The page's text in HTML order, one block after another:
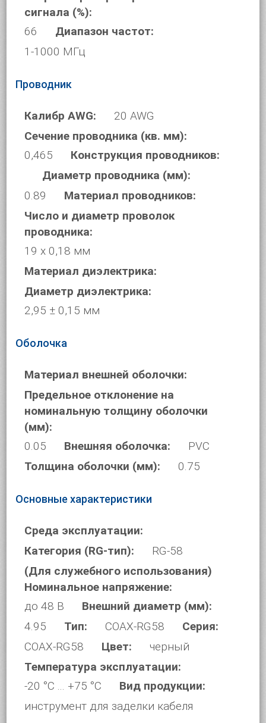
сигнала (%):
66
Диапазон частот:
1-1000 МГц
Проводник
Калибр AWG:
20 AWG
Сечение проводника (кв. мм):
0,465
Конструкция проводников:
Диаметр проводника (мм):
0.89
Материал проводников:
Число и диаметр проволок
проводника:
19 х 0,18 мм
Материал диэлектрика:
Диаметр диэлектрика:
2,95 ± 0,15 мм
Оболочка
Материал внешней оболочки:
Предельное отклонение на
номинальную толщину оболочки
(мм):
0.05
Внешняя оболочка:
PVC
Толщина оболочки (мм):
0.75
Основные характеристики
Среда эксплуатации:
Категория (RG-тип):
RG-58
(Для служебного использования)
Номинальное напряжение:
до 48 В
Внешний диаметр (мм):
4.95
Тип: COAX-RG58
Серия:
COAX-RG58
Цвет:
черный
Температура эксплуатации:
-20 °C ... +75 °C
Вид продукции:
инструмент для заделки кабеля